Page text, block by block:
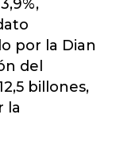
por la Dian
del
billones,
la